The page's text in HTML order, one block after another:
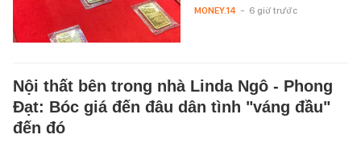
MONEY.14 - 6 giờ trước
Nội thất bên trong nhà Linda Ngô - Phong
Đạt: Bóc giá đến đâu dân tình "váng đầu"
đến đó